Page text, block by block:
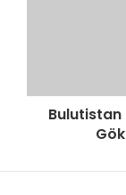
Bulutistan